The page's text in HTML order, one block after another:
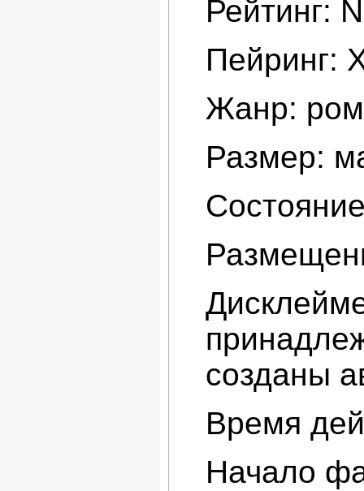
Рейтинг:
Пейринг:
Жанр:
Размер:
созданы
Время
Начало